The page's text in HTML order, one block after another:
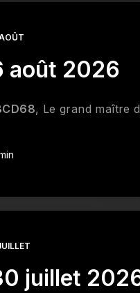
août 2026
, Le grand maître
juillet